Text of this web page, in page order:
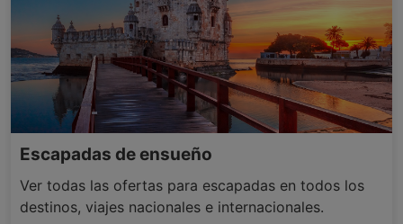
Escapadas de ensueño
Ver todas las ofertas para escapadas en todos los
destinos, viajes nacionales e internacionales.